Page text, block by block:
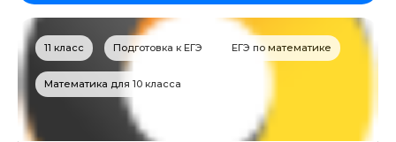
11 класс Подготовка к ЕГЭ ЕГЭ по математике
Математика для 10 класса